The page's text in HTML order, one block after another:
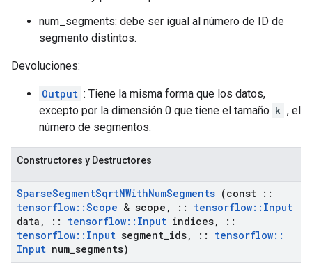
num_segments: debe ser igual al número de ID de
segmento distintos.
Devoluciones:
Output : Tiene la misma forma que los datos,
excepto por la dimensión 0 que tiene el tamaño k , el
número de segmentos.
Constructores y Destructores
SparseSegmentSqrtNWithNumSegments (const ::
tensorflow::Scope & scope , :: tensorflow:: Input
data , :: tensorflow:: Input indices,
::
tensorflow:: Input segment ids, :: tensorflow::
Input num segments)